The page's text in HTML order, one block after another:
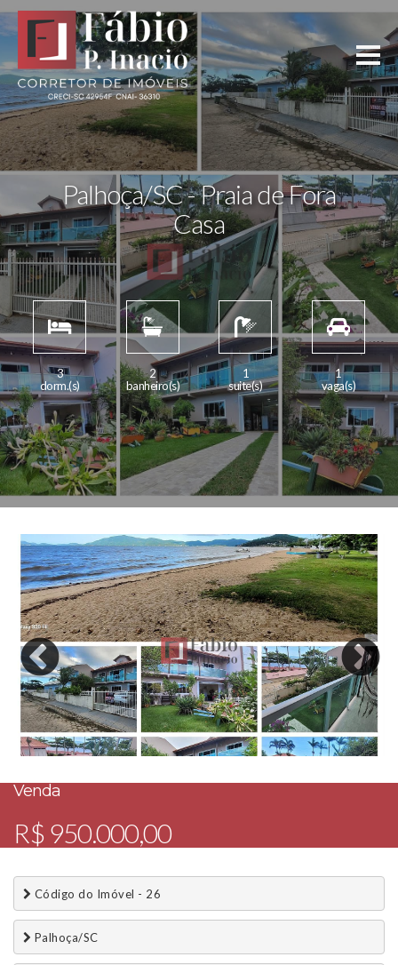
Palhoça/SC - Praia de Fora
Casa
3
dorm.(s)
2
banheiro(s)
1
suite(s)
1
vaga(s)
Venda
R$ 950.000,00
Código do Imóvel - 26
Palhoça/SC